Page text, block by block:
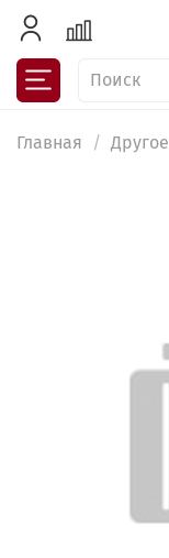
Главная Другое